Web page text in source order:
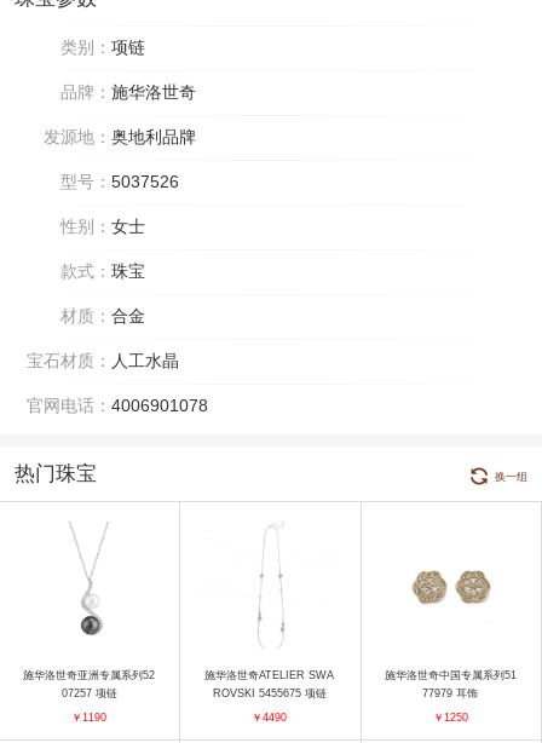
类别： 项链
品牌： 施华洛世奇
发源地： 奥地利品牌
型号： 5037526
性别： 女士
款式： 珠宝
材质： 合金
宝石材质： 人工水晶
官网电话： 4006901078
热门珠宝 换一组
施华洛世奇亚洲专属系列52
07257 项链
￥1190
施华洛世奇ATELIER SWA
ROVSKI 5455675 项链
￥4490
施华洛世奇中国专属系列51
77979 耳饰
￥1250